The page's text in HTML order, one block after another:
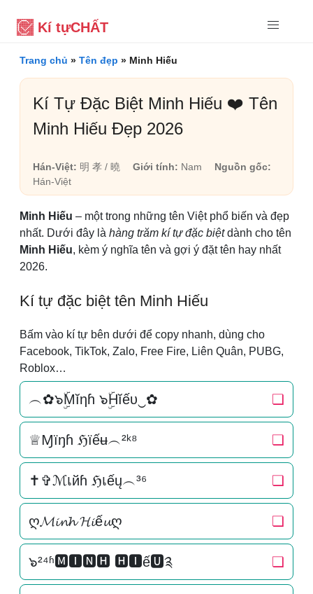
Kí tựCHẤT
Trang chủ » Tên đẹp » Minh Hiếu
Kí Tự Đặc Biệt Minh Hiếu ❤️ Tên
Minh Hiếu Đẹp 2026
Hán-Việt: 明 孝 / 曉 Giới tính: Nam
Nguồn gốc:
Hán-Việt
Minh Hiếu – một trong những tên Việt phổ biến và đẹp
nhất. Dưới đây là hàng trăm kí tự đặc biệtdành cho tên
Minh Hiếu, kèm ý nghĩa tên và gợi ý đặt tên hay nhất
2026.
Kí tự đặc biệt tên Minh Hiếu
Bấm vào kí tự bên dưới để copy nhanh, dùng cho
Facebook, TikTok, Zalo, Free Fire, Liên Quân, PUBG,
Roblox…
︵✿๖ۣۜMĭηɦ ๖ۣۜHĭếυ‿✿ ❏
♕Ɱїŋɦ ℌїếʉ︵²ᵏ⁸ ❏
✝✞ℳเйɦ ℌเếų︵³⁶ ❏
ღ𝓜𝓲𝓷𝓱 𝓗𝓲ế𝓾ღ ❏
๖²⁴ʱ🅼🅸🅽🅷 🅷🅸ế🆄༉ ❏